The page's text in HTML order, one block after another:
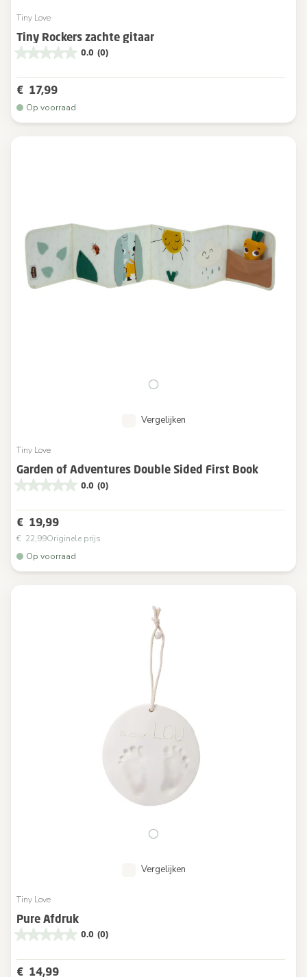
Tiny Love
Tiny Rockers zachte gitaar
0.0 (0)
€ 17,99
Op voorraad
Vergelijken
Tiny Love
Garden of Adventures Double Sided First Book
0.0 (0)
€ 19,99
€ 22,99Originele prijs
Op voorraad
Vergelijken
Tiny Love
Pure Afdruk
0.0 (0)
€ 14,99